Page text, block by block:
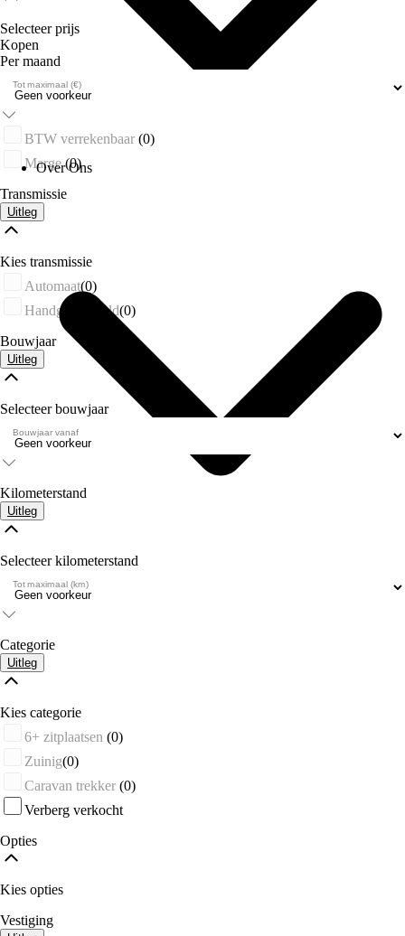
Over Ons
Selecteer prijs
Kopen
Per maand
Tot maximaal (€)
BTW verrekenbaar (0)
Marge(0)
Transmissie
Uitleg
Kies transmissie
Automaat(0)
Handgeschakeld(0)
Bouwjaar
Uitleg
Selecteer bouwjaar
Bouwjaar vanaf
Kilometerstand
Uitleg
Selecteer kilometerstand
Tot maximaal (km)
Categorie
Uitleg
Kies categorie
6+ zitplaatsen (0)
Zuinig(0)
Caravan trekker (0)
Verberg verkocht
Opties
Kies opties
Vestiging